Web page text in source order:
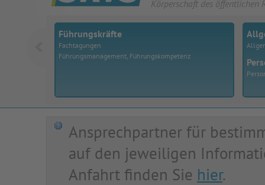
Körperschaft des öffentlichen
Führungskräfte
Fachtagungen
Führungsmanagement, Führungskompetenz
Ansprechpartner für
auf den jeweiligen
Anfahrt finden Sie hier.